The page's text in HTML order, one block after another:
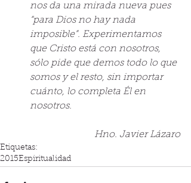
nos da una mirada nueva pues
“para Dios no hay nada
imposible”. Experimentamos
que Cristo está con nosotros,
sólo pide que demos todo lo que
somos y el resto, sin importar
cuánto, lo completa Él en
nosotros.
Hno. Javier Lázaro
Etiquetas:
2015Espiritualidad